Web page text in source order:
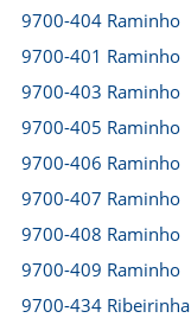
9700-404 Raminho
9700-401 Raminho
9700-403 Raminho
9700-405 Raminho
9700-406 Raminho
9700-407 Raminho
9700-408 Raminho
9700-409 Raminho
9700-434 Ribeirinha